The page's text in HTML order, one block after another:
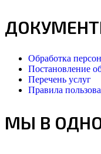
Обработка
Постановление
Перечень услуг
Правила
МЫ В